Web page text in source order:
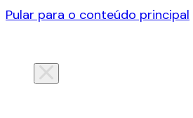
Pular para o conteúdo principal